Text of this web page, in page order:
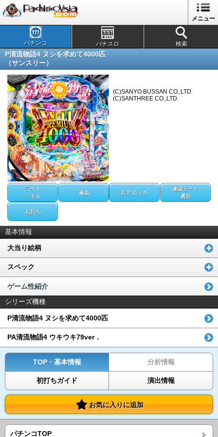
メニュー
パチンコ パチスロ 検索
P清流物語4 ヌシを求めて4000匹
（サンスリー）
(C)SANYO BUSSAN CO.,LTD.
(C)SANTHREE CO.,LTD.
ライト
ミドル
液晶 右アタッカ-
液晶モード
選択
右打ち
基本情報
大当り絵柄
スペック
ゲーム性紹介
シリーズ機種
P清流物語4 ヌシを求めて4000匹
PA清流物語4 ウキウキ79ver．
TOP・基本情報 分析情報
初打ちガイド 演出情報
お気に入りに追加
パチンコTOP